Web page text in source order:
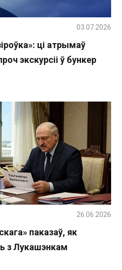
ці атрымаў
экскурсіі ў бункер
03.07.2026
паказаў, як
з Лукашэнкам
26.06.2026